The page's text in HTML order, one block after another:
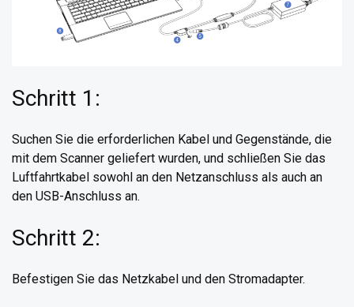
Schritt 1:
Suchen Sie die erforderlichen Kabel und Gegenstände, die
mit dem Scanner geliefert wurden, und schließen Sie das
Luftfahrtkabel sowohl an den Netzanschluss als auch an
den USB-Anschluss an.
Schritt 2:
Befestigen Sie das Netzkabel und den Stromadapter.